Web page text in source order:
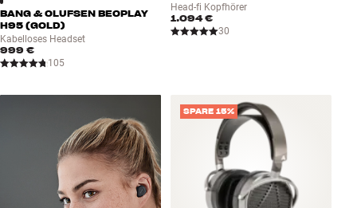
BANG & OLUFSEN BEOPLAY
H95 (GOLD)
Kabelloses Headset
999 €
105
Head-fi Kopfhörer
1.094 €
30
SPARE 15%